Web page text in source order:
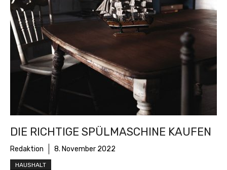
DIE RICHTIGE SPÜLMASCHINE KAUFEN
Redaktion 8. November 2022
HAUSHALT